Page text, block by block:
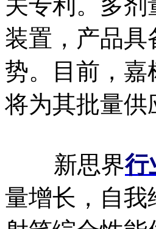
装置，产品
势。目前，
将为其批量供
新思界行
量增长，自我